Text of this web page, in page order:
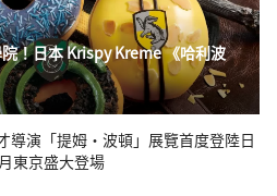
！日本 Krispy Kreme 《哈利波
導演「提姆・波頓」展覽首度登陸日
東京盛大登場